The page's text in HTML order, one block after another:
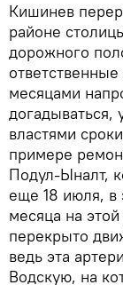
Кишинев
районе
дорожного
месяцами
догадываться,
властями
примере
Подул-Ыналт,
еще 18 июля, в
месяца на
перекрыто
ведь эта
Водскую, на